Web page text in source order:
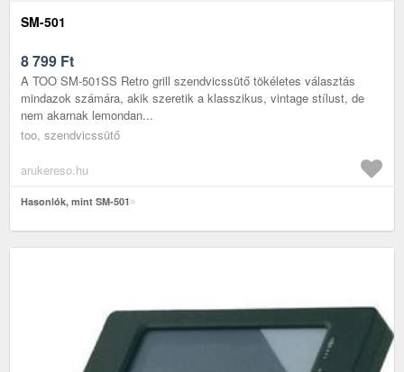
SM-501
8 799 Ft
A TOO SM-501SS Retro grill szendvicssütő tökéletes választás
mindazok számára, akik szeretik a klasszikus, vintage stílust, de
nem akarnak lemondan...
too, szendvicssütő
arukereso.hu
Hasonlók, mint SM-501